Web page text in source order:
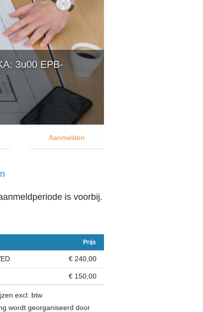
3u00 EPB-
Aanmelden
is voorbij.
Prijs
€ 240,00
€ 150,00
excl. btw
wordt georganiseerd door